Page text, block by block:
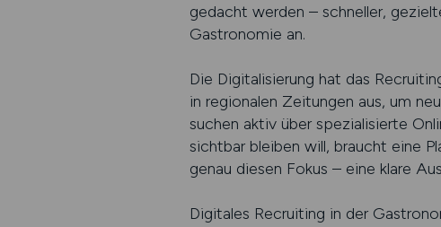
gedacht werden – schneller,
Gastronomie an.
Die Digitalisierung hat das
in regionalen Zeitungen aus, um
suchen aktiv über spezialisierte
sichtbar bleiben will, braucht eine
genau diesen Fokus – eine klare
Digitales Recruiting in der